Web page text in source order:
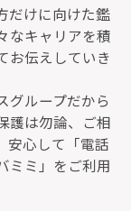
だけに向けた鑑
なキャリアを積
お伝えしていき
グループだから
護は勿論、ご相
安心して「電話
ミミ」をご利用